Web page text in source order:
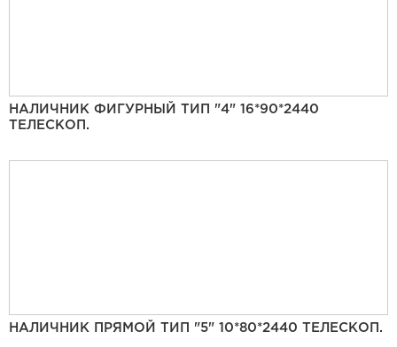
НАЛИЧНИК ФИГУРНЫЙ ТИП "4" 16*90*2440
ТЕЛЕСКОП.
НАЛИЧНИК ПРЯМОЙ ТИП "5" 10*80*2440 ТЕЛЕСКОП.